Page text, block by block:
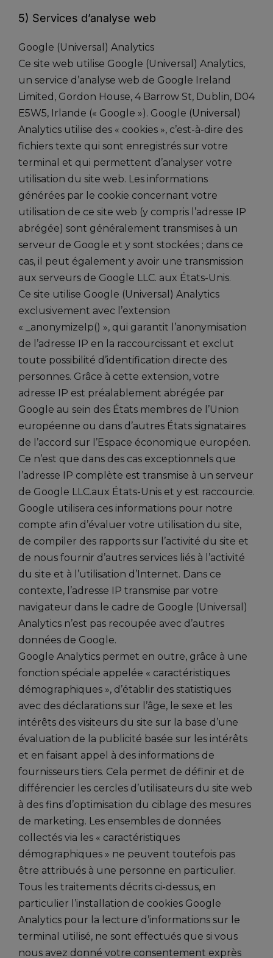
5) Services d’analyse web
Google (Universal) Analytics
Ce site web utilise Google (Universal) Analytics,
un service d’analyse web de Google Ireland
Limited, Gordon House, 4 Barrow St, Dublin, D04
E5W5, Irlande (« Google »). Google (Universal)
Analytics utilise des « cookies », c’est-à-dire des
fichiers texte qui sont enregistrés sur votre
terminal et qui permettent d’analyser votre
utilisation du site web. Les informations
générées par le cookie concernant votre
utilisation de ce site web (y compris l’adresse IP
abrégée) sont généralement transmises à un
serveur de Google et y sont stockées ; dans ce
cas, il peut également y avoir une transmission
aux serveurs de Google LLC. aux États-Unis.
Ce site utilise Google (Universal) Analytics
exclusivement avec l’extension
« _anonymizeIp() », qui garantit l’anonymisation
de l’adresse IP en la raccourcissant et exclut
toute possibilité d’identification directe des
personnes. Grâce à cette extension, votre
adresse IP est préalablement abrégée par
Google au sein des États membres de l’Union
européenne ou dans d’autres États signataires
de l’accord sur l’Espace économique européen.
Ce n’est que dans des cas exceptionnels que
l’adresse IP complète est transmise à un serveur
de Google LLC.aux États-Unis et y est raccourcie.
Google utilisera ces informations pour notre
compte afin d’évaluer votre utilisation du site,
de compiler des rapports sur l’activité du site et
de nous fournir d’autres services liés à l’activité
du site et à l’utilisation d’Internet. Dans ce
contexte, l’adresse IP transmise par votre
navigateur dans le cadre de Google (Universal)
Analytics n’est pas recoupée avec d’autres
données de Google.
Google Analytics permet en outre, grâce à une
fonction spéciale appelée « caractéristiques
démographiques », d’établir des statistiques
avec des déclarations sur l’âge, le sexe et les
intérêts des visiteurs du site sur la base d’une
évaluation de la publicité basée sur les intérêts
et en faisant appel à des informations de
fournisseurs tiers. Cela permet de définir et de
différencier les cercles d’utilisateurs du site web
à des fins d’optimisation du ciblage des mesures
de marketing. Les ensembles de données
collectés via les « caractéristiques
démographiques » ne peuvent toutefois pas
être attribués à une personne en particulier.
Tous les traitements décrits ci-dessus, en
particulier l’installation de cookies Google
Analytics pour la lecture d’informations sur le
terminal utilisé, ne sont effectués que si vous
nous avez donné votre consentement exprès